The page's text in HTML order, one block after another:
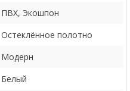
ПВХ, Экошпон
Остеклённое полотно
Модерн
Белый